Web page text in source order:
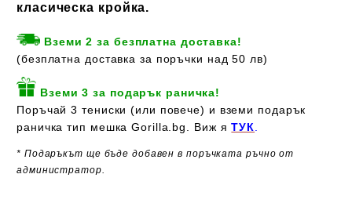
класическа кройка.
Вземи 2 за безплатна доставка!
(безплатна доставка за поръчки над 50 лв)
Вземи 3 за подарък раничка!
Поръчай 3 тениски (или повече) и вземи подарък
раничка тип мешка Gorilla.bg. Виж яТУК
* Подаръкът ще бъде добавен в поръчката ръчно от
администратор.